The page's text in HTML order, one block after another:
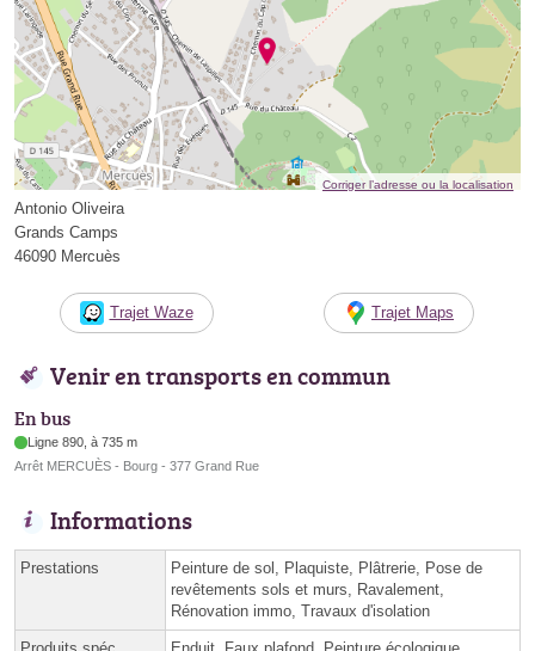
Corriger l’adresse ou la localisation
Antonio Oliveira
Grands Camps
46090 Mercuès
Trajet Waze Trajet Maps
Venir en transports en commun
En bus
Ligne 890, à 735 m
Arrêt MERCUÈS - Bourg - 377 Grand Rue
Informations
Prestations
Peinture de sol, Plaquiste, Plâtrerie, Pose de
revêtements sols et murs, Ravalement,
Rénovation immo, Travaux d'isolation